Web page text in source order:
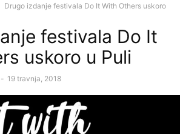
Drugo izdanje festivala Do It With Others uskoro
festivala Do It
uskoro u Puli
- 19 travnja, 2018